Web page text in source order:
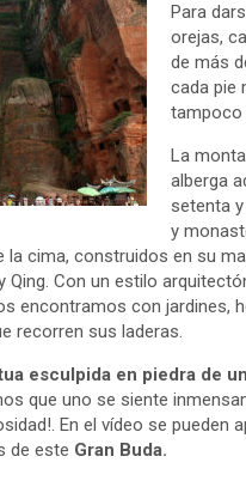
Para
orejas,
de más
cada pie
tampoco
La
alberga
setenta
y
la cima, construidos en su
Qing. Con un estilo
encontramos con jardines,
recorren sus laderas.
esculpida en piedra de
que uno se siente
En el vídeo se pueden
de este Gran Buda.